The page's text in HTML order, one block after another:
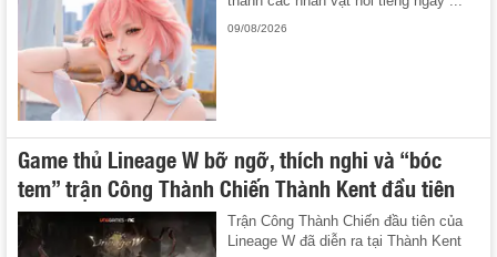
09/08/2026
Game thủ Lineage W bỡ ngỡ, thích nghi và “bóc
tem” trận Công Thành Chiến Thành Kent đầu tiên
Trận Công Thành Chiến đầu tiên của
Lineage W đã diễn ra tại Thành Kent